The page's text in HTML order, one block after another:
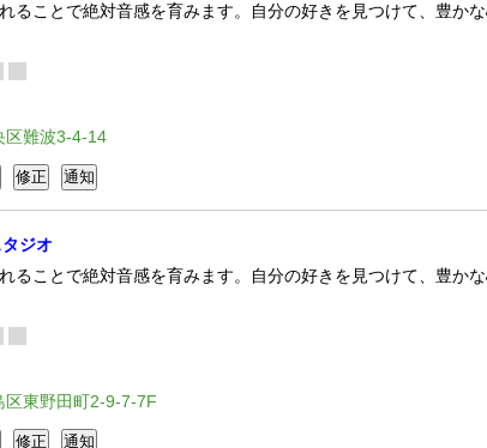
ることで絶対音感を育みます。自分の好きを見つけて、豊か
区難波3-4-14
ジオ
ることで絶対音感を育みます。自分の好きを見つけて、豊か
区東野田町2-9-7-7F